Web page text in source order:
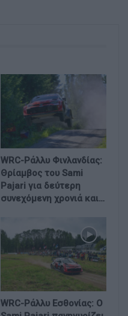
WRC-Ράλλυ Φινλανδίας:
Θρίαμβος του Sami
Pajari για δεύτερη
συνεχόμενη χρονιά και…
WRC-Ράλλυ Εσθονίας: Ο